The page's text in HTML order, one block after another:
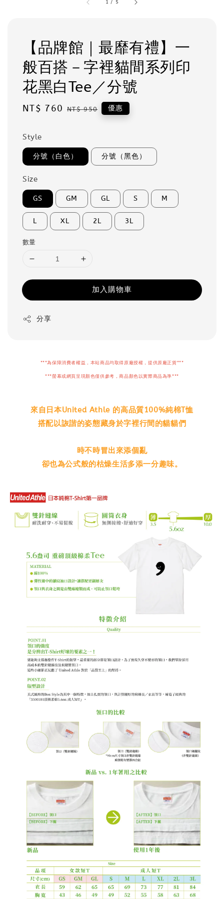
1 / 5
【品牌館｜最靡有禮】一
般百搭－字裡貓間系列印
花黑白Tee／分號
Sale
NT$ 760 Regular
NT$ 950 優惠
Style
分號（白色） 分號（黑色）
Size
GS GM GL S M
L XL 2L 3L
數量
加入購物車
分享
***為保障消費者權益，本站商品均取得原廠授權，提供原廠正貨***
***螢幕或網頁呈現顏色僅供參考，商品顏色以實際商品為準***
來自日本United Athle 的高品質100%純棉T恤
搭配以詼諧的姿態藏身於字裡行間的貓貓們
時不時冒出來添個亂
卻也為公式般的枯燥生活多添一分趣味。